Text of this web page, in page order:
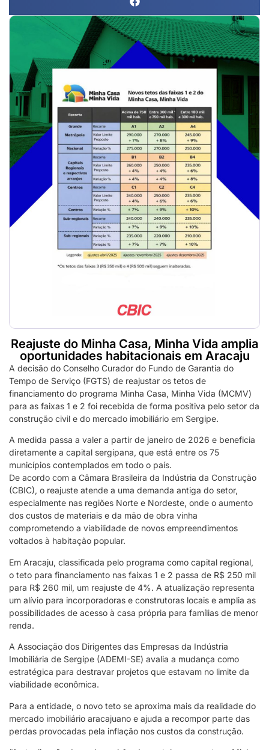
Reajuste do Minha Casa, Minha Vida amplia
oportunidades habitacionais em Aracaju
A decisão do Conselho Curador do Fundo de Garantia do
Tempo de Serviço (FGTS) de reajustar os tetos de
financiamento do programa Minha Casa, Minha Vida (MCMV)
para as faixas 1 e 2 foi recebida de forma positiva pelo setor da
construção civil e do mercado imobiliário em Sergipe.
A medida passa a valer a partir de janeiro de 2026 e beneficia
diretamente a capital sergipana, que está entre os 75
municípios contemplados em todo o país.
De acordo com a Câmara Brasileira da Indústria da Construção
(CBIC), o reajuste atende a uma demanda antiga do setor,
especialmente nas regiões Norte e Nordeste, onde o aumento
dos custos de materiais e da mão de obra vinha
comprometendo a viabilidade de novos empreendimentos
voltados à habitação popular.
Em Aracaju, classificada pelo programa como capital regional,
o teto para financiamento nas faixas 1 e 2 passa de R$ 250 mil
para R$ 260 mil, um reajuste de 4%. A atualização representa
um alívio para incorporadoras e construtoras locais e amplia as
possibilidades de acesso à casa própria para famílias de menor
renda.
A Associação dos Dirigentes das Empresas da Indústria
Imobiliária de Sergipe (ADEMI-SE) avalia a mudança como
estratégica para destravar projetos que estavam no limite da
viabilidade econômica.
Para a entidade, o novo teto se aproxima mais da realidade do
mercado imobiliário aracajuano e ajuda a recompor parte das
perdas provocadas pela inflação nos custos da construção.